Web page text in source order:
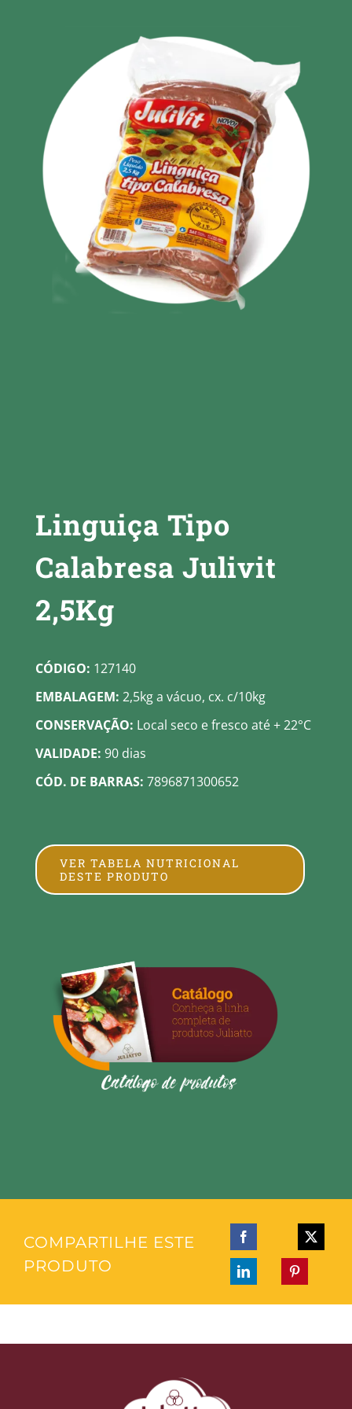
Linguiça Tipo
Calabresa Julivit
2,5Kg
CÓDIGO: 127140
EMBALAGEM: 2,5kg a vácuo, cx. c/10kg
CONSERVAÇÃO: Local seco e fresco até + 22°C
VALIDADE: 90 dias
CÓD. DE BARRAS: 7896871300652
VER TABELA NUTRICIONAL
DESTE PRODUTO
COMPARTILHE ESTE
PRODUTO